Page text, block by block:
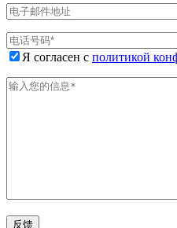
Я согласен с политикой